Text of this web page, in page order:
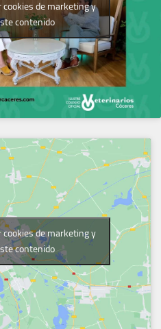
cookies de marketing y
contenido
cookies de marketing y
contenido